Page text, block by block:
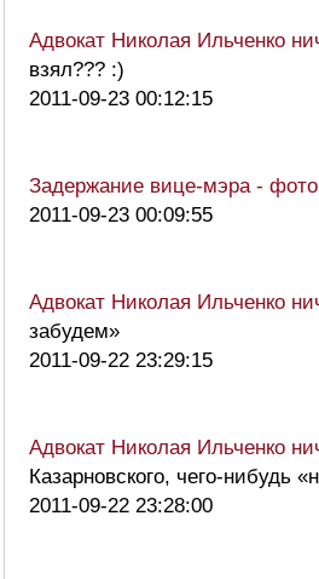
Адвокат Николая Ильченко
взял??? :)
2011-09-23 00:12:15
Задержание вице-мэра -
2011-09-23 00:09:55
Адвокат Николая Ильченко
забудем»
2011-09-22 23:29:15
Адвокат Николая Ильченко
Казарновского, чего-нибудь
2011-09-22 23:28:00